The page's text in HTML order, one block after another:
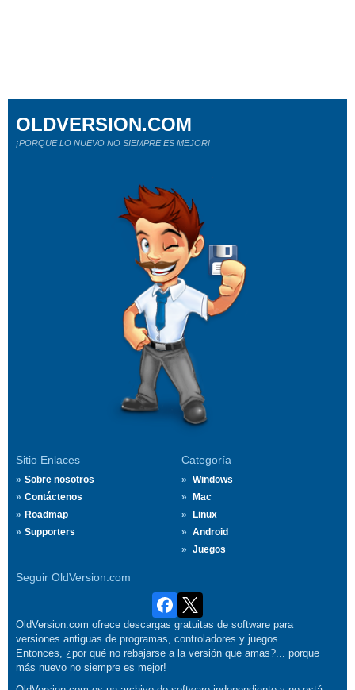
Sitio Enlaces
Sobre nosotros
Contáctenos
Roadmap
Supporters
Categoría
Windows
Mac
Linux
Android
Juegos
Seguir OldVersion.com
OLDVERSION.COM
¡PORQUE LO NUEVO NO SIEMPRE ES MEJOR!
OldVersion.com ofrece descargas gratuitas de software para
versiones antiguas de programas, controladores y juegos.
Entonces, ¿por qué no rebajarse a la versión que amas?... porque
más nuevo no siempre es mejor!